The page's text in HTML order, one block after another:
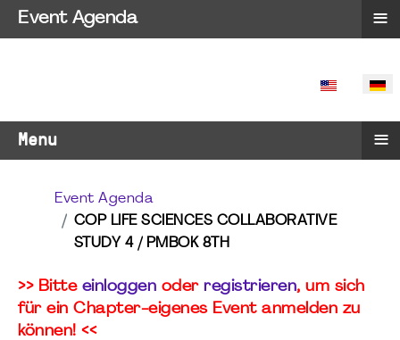
SPRACHE
Menu ≡
Event Agenda
COP LIFE SCIENCES COLLABORATIVE
STUDY 4 / PMBOK 8TH
>> Bitte einloggen oder registrieren, um sich
für ein Chapter-eigenes Event anmelden zu
können! <<
Event Agenda ≡